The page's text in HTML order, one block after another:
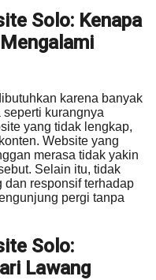
Solo: Kenapa
karena banyak
kurangnya
yang tidak lengkap,
Website yang
merasa tidak yakin
Selain itu, tidak
dan responsif terhadap
pergi tanpa
Solo:
Lawang